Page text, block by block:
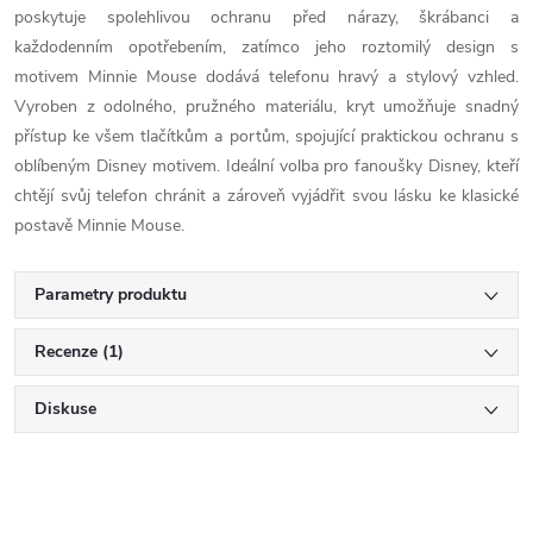
poskytuje spolehlivou ochranu před nárazy, škrábanci a
každodenním opotřebením, zatímco jeho roztomilý design s
motivem Minnie Mouse dodává telefonu hravý a stylový vzhled.
Vyroben z odolného, pružného materiálu, kryt umožňuje snadný
přístup ke všem tlačítkům a portům, spojující praktickou ochranu s
oblíbeným Disney motivem. Ideální volba pro fanoušky Disney, kteří
chtějí svůj telefon chránit a zároveň vyjádřit svou lásku ke klasické
postavě Minnie Mouse.
Parametry produktu
Recenze (1)
Diskuse